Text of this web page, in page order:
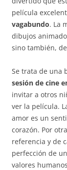
película
vagabundo. La
dibujos
sino también,
Se trata de una
sesión de cine
invitar a otros
ver la película.
amor es un
corazón. Por
referencia y de
perfección de
valores